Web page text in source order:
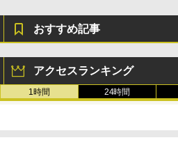
おすすめ記事
アクセスランキング
1時間 24時間